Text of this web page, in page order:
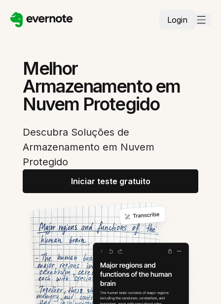
Login
Melhor
Armazenamento em
Nuvem Protegido
Descubra Soluções de
Armazenamento em Nuvem
Protegido
Iniciar teste gratuito